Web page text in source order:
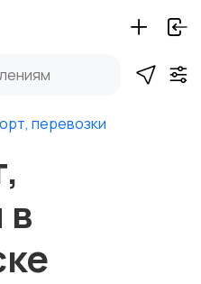
перевозки
в